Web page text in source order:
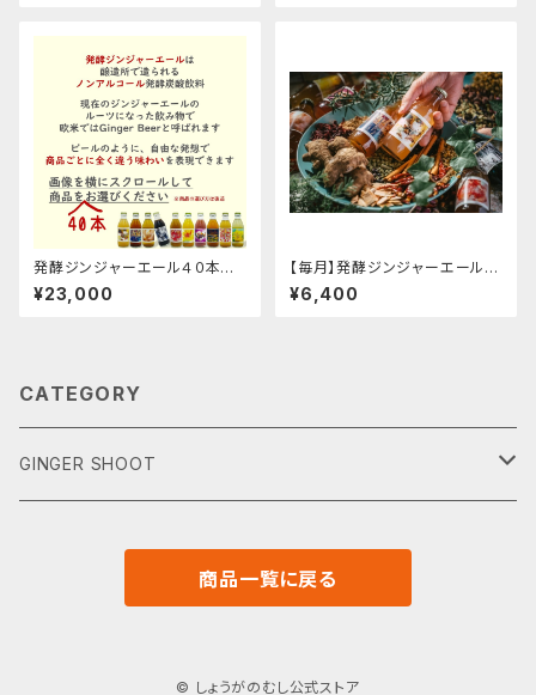
発酵ジンジャーエール４０本お
選びくださいセット
¥23,000
【毎月】発酵ジンジャーエール１
２本定期便
¥6,400
CATEGORY
GINGER SHOOT
商品一覧に戻る
© しょうがのむし公式ストア